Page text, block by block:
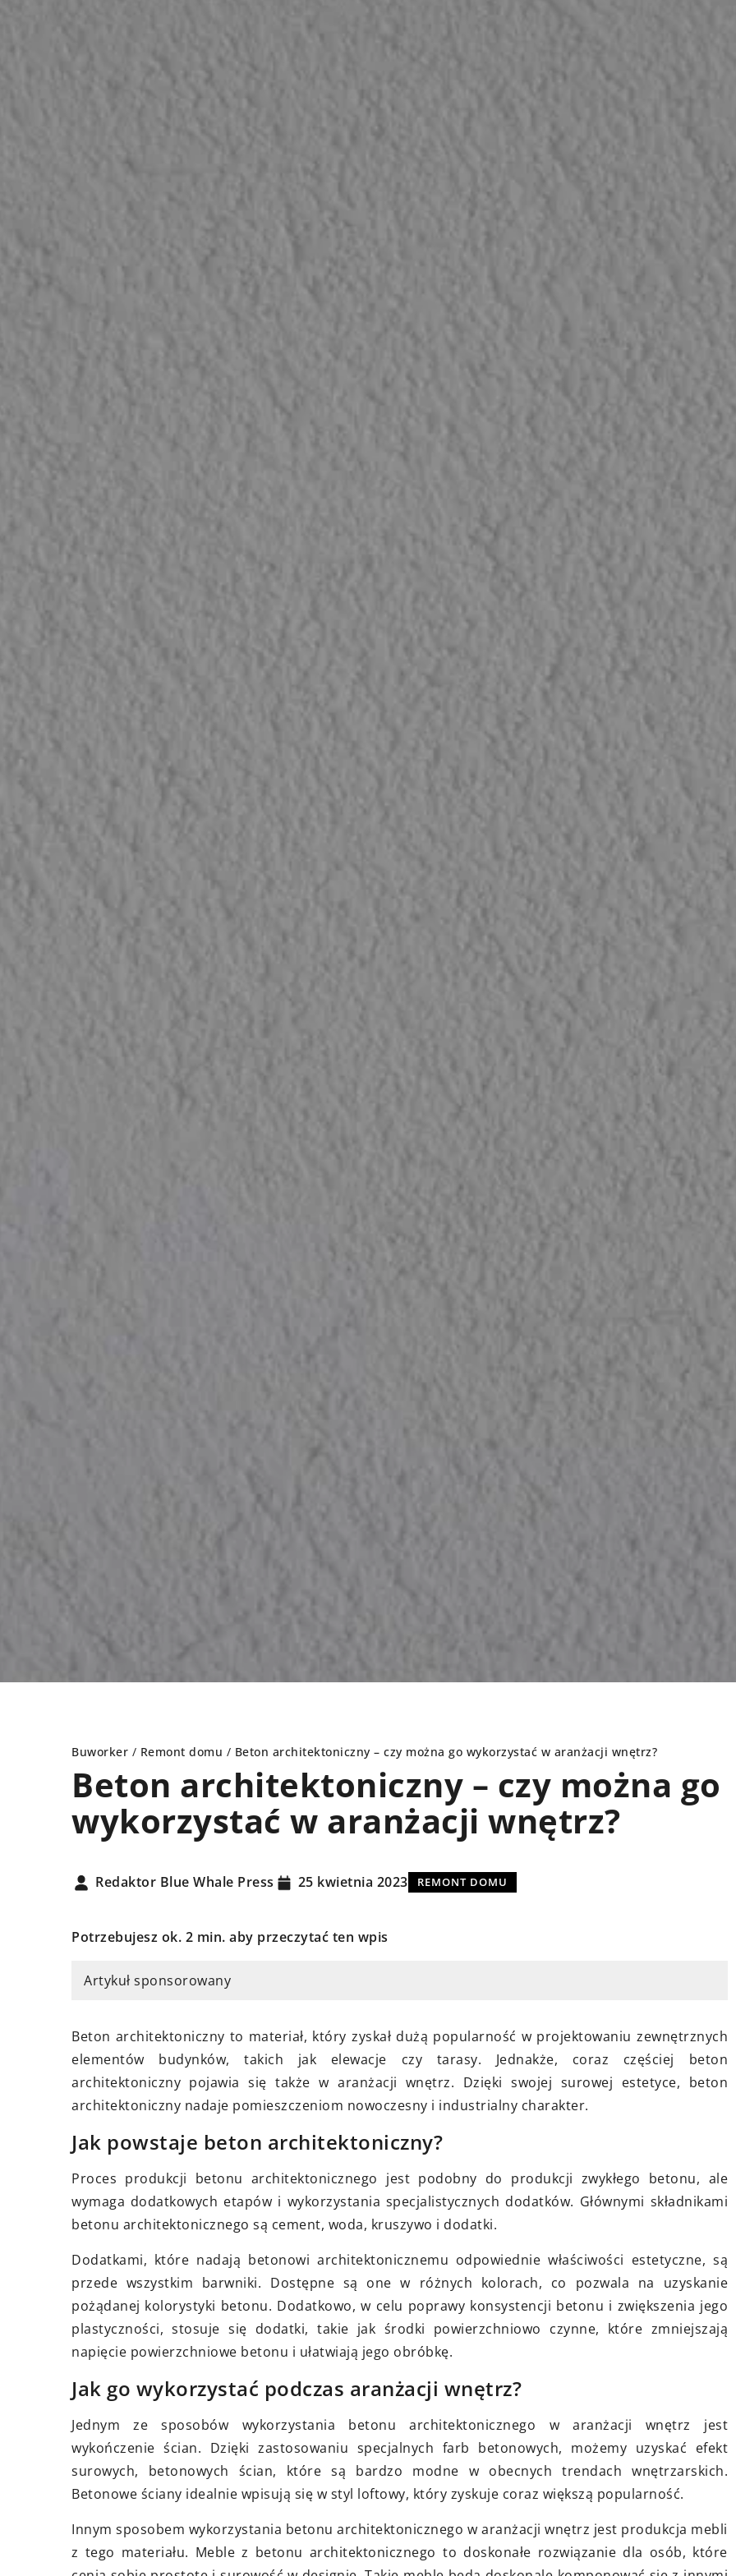
Buworker / Remont domu / Beton architektoniczny – czy można go wykorzystać w aranżacji wnętrz?
Beton architektoniczny – czy można go
wykorzystać w aranżacji wnętrz?
Redaktor Blue Whale Press 25 kwietnia 2023 REMONT DOMU
Potrzebujesz ok. 2 min. aby przeczytać ten wpis
Artykuł sponsorowany
Beton architektoniczny to materiał, który zyskał dużą popularność w projektowaniu zewnętrznych
elementów budynków, takich jak elewacje czy tarasy. Jednakże, coraz częściej beton
architektoniczny pojawia się także w aranżacji wnętrz. Dzięki swojej surowej estetyce, beton
architektoniczny nadaje pomieszczeniom nowoczesny i industrialny charakter.
Jak powstaje beton architektoniczny?
Proces produkcji betonu architektonicznego jest podobny do produkcji zwykłego betonu, ale
wymaga dodatkowych etapów i wykorzystania specjalistycznych dodatków. Głównymi składnikami
betonu architektonicznego są cement, woda, kruszywo i dodatki.
Dodatkami, które nadają betonowi architektonicznemu odpowiednie właściwości estetyczne, są
przede wszystkim barwniki. Dostępne są one w różnych kolorach, co pozwala na uzyskanie
pożądanej kolorystyki betonu. Dodatkowo, w celu poprawy konsystencji betonu i zwiększenia jego
plastyczności, stosuje się dodatki, takie jak środki powierzchniowo czynne, które zmniejszają
napięcie powierzchniowe betonu i ułatwiają jego obróbkę.
Jak go wykorzystać podczas aranżacji wnętrz?
Jednym ze sposobów wykorzystania betonu architektonicznego w aranżacji wnętrz jest
wykończenie ścian. Dzięki zastosowaniu specjalnych farb betonowych, możemy uzyskać efekt
surowych, betonowych ścian, które są bardzo modne w obecnych trendach wnętrzarskich.
Betonowe ściany idealnie wpisują się w styl loftowy, który zyskuje coraz większą popularność.
Innym sposobem wykorzystania betonu architektonicznego w aranżacji wnętrz jest produkcja mebli
z tego materiału. Meble z betonu architektonicznego to doskonałe rozwiązanie dla osób, które
WNĘTRZ
na co zwrócić
przy wyborze idealnej
Dowiedz się, jakie rodzaje
dostępne są na rynku,
ich zalety i jak wpłyną na
Twojej łazienki.
WYPOSAŻENIE WNĘTRZ
Jak wprowadzić naturalne ciepło do
wnętrza dzięki nowoczesnym
rozwiązaniom ceramicznym
Odkryj, jak wykorzystać nowoczesne
rozwiązania ceramiczne, aby
stworzyć przytulne i ciepłe wnętrze.
Dowiedz się, jakie materiały i
techniki pomogą Ci wprowadzić
naturalne ciepło do Twojego domu.
REMONT DOMU
Jakie innowacyjne technologie
mogą zrewolucjonizować proces
budowy domu?
Poznaj przyszłość budownictwa z
tworzenia nowych domów. Dowiedz
się, jakie rozwiązania stają się